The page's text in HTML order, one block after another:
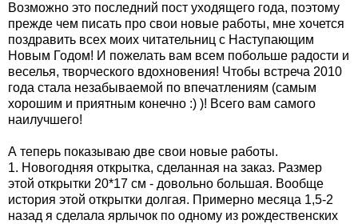
Возможно это последний пост уходящего года, поэтому
прежде чем писать про свои новые работы, мне хочется
поздравить всех моих читательниц с Наступающим
Новым Годом! И пожелать вам всем побольше радости и
веселья, творческого вдохновения! Чтобы встреча 2010
года стала незабываемой по впечатлениям (самым
хорошим и приятным конечно :) )! Всего вам самого
наилучшего!
А теперь показываю две свои новые работы.
1. Новогодняя открытка, сделанная на заказ. Размер
этой открытки 20*17 см - довольно большая. Вообще
история этой открытки долгая. Примерно месяца 1,5-2
назад я сделала ярлычок по одному из рождественских